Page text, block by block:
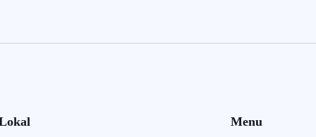
Menu